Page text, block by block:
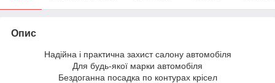
Опис
Надійна і практична захист салону автомобіля
Для будь-якої марки автомобіля
Бездоганна посадка по контурах крісел